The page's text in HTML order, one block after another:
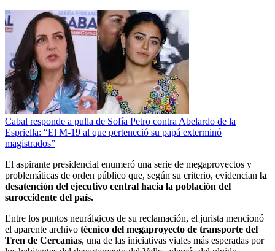
Cabal responde a pulla de Sofía Petro contra Abelardo de la
Espriella: “El M-19 al que perteneció su papá exterminó
magistrados”
El aspirante presidencial enumeró una serie de megaproyectos y
problemáticas de orden público que, según su criterio, evidencian la
desatención del ejecutivo central hacia la población del
suroccidente del país.
Entre los puntos neurálgicos de su reclamación, el jurista mencionó
el aparente archivo técnico del megaproyecto de transporte del
Tren de Cercanías, una de las iniciativas viales más esperadas por